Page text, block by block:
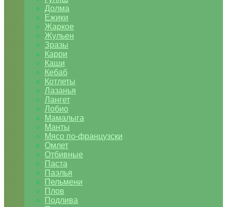
Долма
Ежики
Жаркое
Жульен
Зразы
Карри
Каши
Кебаб
Котлеты
Лазанья
Лангет
Лобио
Мамалыга
Манты
Мясо по-французски
Омлет
Отбивные
Паста
Паэлья
Пельмени
Плов
Подлива